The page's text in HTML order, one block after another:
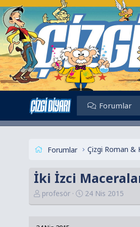
Forumlar
Forumlar Çizgi Roman &
İki İzci
K
o
profesör
B
a
24 Nis 2015